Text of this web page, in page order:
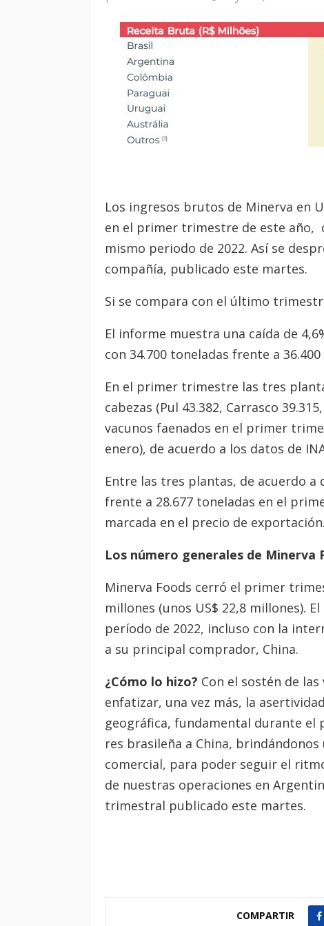
Los ingresos brutos de Minerva en
en el primer trimestre de este año,
mismo periodo de 2022. Así se
compañía, publicado este martes.
Si se compara con el último
El informe muestra una caída de
con 34.700 toneladas frente a
En el primer trimestre las tres
cabezas (Pul 43.382, Carrasco
vacunos faenados en el primer
enero), de acuerdo a los datos de
Entre las tres plantas, de acuerdo
frente a 28.677 toneladas en el
marcada en el precio de exportación.
Los número generales de Minerva
Minerva Foods cerró el primer
millones (unos US$ 22,8 millones).
período de 2022, incluso con la
a su principal comprador, China.
¿Cómo lo hizo? Con el sostén de
enfatizar, una vez más, la
geográfica, fundamental durante el
res brasileña a China, brindándonos
comercial, para poder seguir el
de nuestras operaciones en
trimestral publicado este martes.
COMPARTIR